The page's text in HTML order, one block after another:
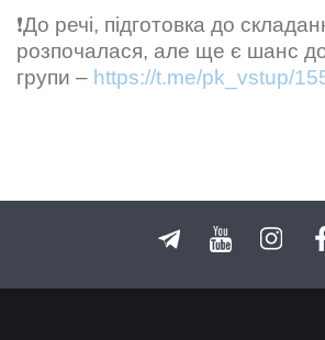
❗️До речі, підготовка до
розпочалася, але ще є шанс
групи – https://t.me/pk_vstup/